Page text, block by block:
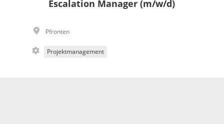
Escalation Manager (m/w/d)
Pfronten
Projektmanagement